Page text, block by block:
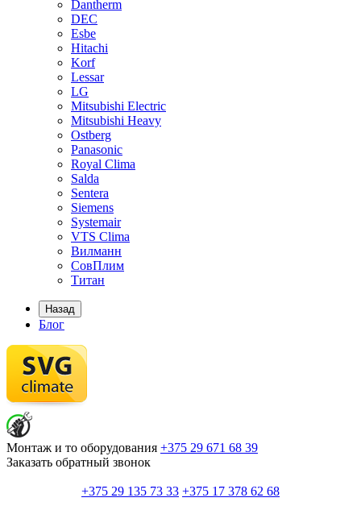
Dantherm
DEC
Esbe
Hitachi
Korf
Lessar
LG
Mitsubishi Electric
Mitsubishi Heavy
Ostberg
Panasonic
Royal Clima
Salda
Sentera
Siemens
Systemair
VTS Clima
Вилманн
СовПлим
Титан
Назад
Блог
Монтаж и то оборудования +375 29 671 68 39
Заказать обратный звонок
+375 29 135 73 33 +375 17 378 62 68